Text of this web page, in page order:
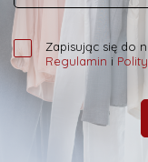
Zapisując się do
Regulamin i